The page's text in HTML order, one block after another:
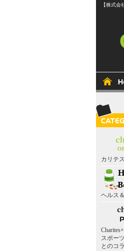
【株式
カリテ
ヘルス
スポー
とのコ